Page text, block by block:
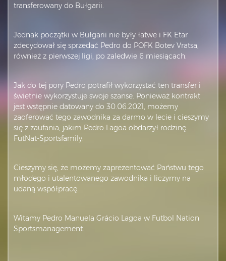
transferowany do Bułgarii.
Jednak początki w Bułgarii nie były łatwe i FK Etar
zdecydował się sprzedać Pedro do POFK Botev Vratsa,
również z pierwszej ligi, po zaledwie 6 miesiącach.
Jak do tej pory Pedro potrafił wykorzystać ten transfer i
świetnie wykorzystuje swoje szanse. Ponieważ kontrakt
jest wstępnie datowany do 30.06.2021, możemy
zaoferować tego zawodnika za darmo w lecie i cieszymy
się z zaufania, jakim Pedro Lagoa obdarzył rodzinę
FutNat-Sportsfamily.
Cieszymy się, że możemy zaprezentować Państwu tego
młodego i utalentowanego zawodnika i liczymy na
udaną współpracę.
Witamy Pedro Manuela Grácio Lagoa w Futbol Nation
Sportsmanagement.